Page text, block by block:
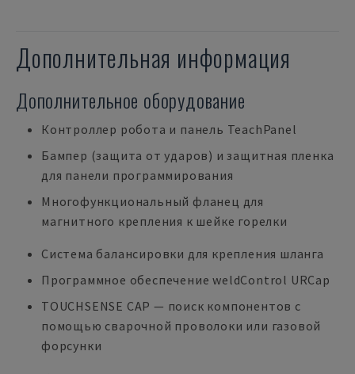
Дополнительная информация
Дополнительное оборудование
Контроллер робота и панель TeachPanel
Бампер (защита от ударов) и защитная пленка
для панели программирования
Многофункциональный фланец для
магнитного крепления к шейке горелки
Система балансировки для крепления шланга
Программное обеспечение weldControl URCap
TOUCHSENSE CAP — поиск компонентов с
помощью сварочной проволоки или газовой
форсунки